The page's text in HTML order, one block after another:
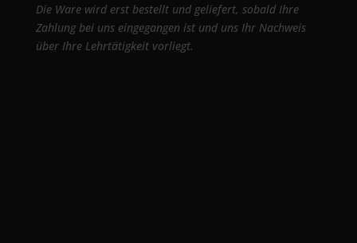
Die Ware wird erst bestellt und geliefert, sobald Ihre
Zahlung bei uns eingegangen ist und uns Ihr Nachweis
über Ihre Lehrtätigkeit vorliegt.